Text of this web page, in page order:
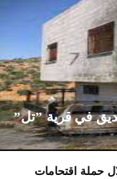
في قرية ”تل”
خلال حملة اقتحامات